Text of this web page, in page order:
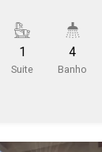
1
Suite
4
Banho